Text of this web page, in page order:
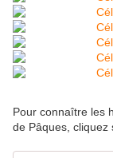
Pour connaître les
de Pâques, cliquez